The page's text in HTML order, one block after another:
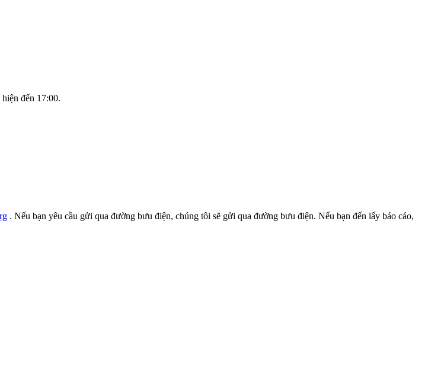
đến 17:00.
. Nếu bạn yêu cầu gửi qua đường bưu điện, chúng tôi sẽ gửi qua đường bưu điện. Nếu bạn đến lấy báo cáo,